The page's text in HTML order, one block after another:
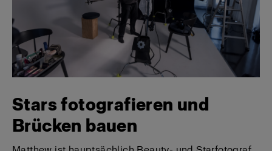
Stars fotografieren und
Brücken bauen